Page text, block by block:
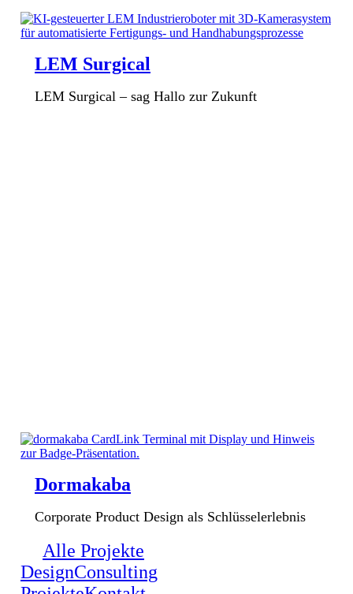
LEM Surgical
LEM Surgical – sag Hallo zur Zukunft
Dormakaba
Corporate Product Design als Schlüsselerlebnis
Alle Projekte
DesignConsulting